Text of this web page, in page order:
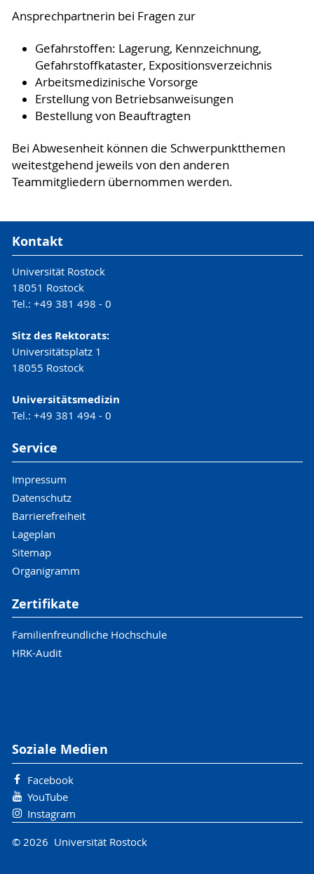
Ansprechpartnerin bei Fragen zur
Gefahrstoffen: Lagerung, Kennzeichnung,
Gefahrstoffkataster, Expositionsverzeichnis
Arbeitsmedizinische Vorsorge
Erstellung von Betriebsanweisungen
Bestellung von Beauftragten
Bei Abwesenheit können die Schwerpunktthemen
weitestgehend jeweils von den anderen
Teammitgliedern übernommen werden.
Kontakt
Universität Rostock
18051 Rostock
Tel.: +49 381 498 - 0
Sitz des Rektorats:
Universitätsplatz 1
18055 Rostock
Universitätsmedizin
Tel.: +49 381 494 - 0
Service
Impressum
Datenschutz
Barrierefreiheit
Lageplan
Sitemap
Organigramm
Zertifikate
Familienfreundliche Hochschule
HRK-Audit
Soziale Medien
Facebook
YouTube
Instagram
© 2026 Universität Rostock